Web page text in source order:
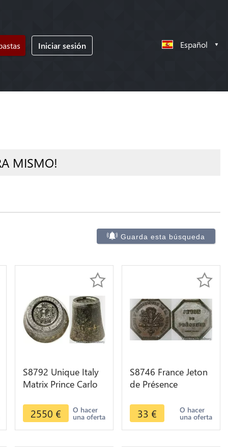
Iniciar sesión Español
MISMO!
Guarda esta búsqueda
S8792 Unique Italy
Matrix Prince Carlo
Messerano Rohan
1798
2550 € O hacer
una oferta
S8746 France Jeton
de Présence
Agriculture Gironde
delongueil
33 € O hacer
una oferta